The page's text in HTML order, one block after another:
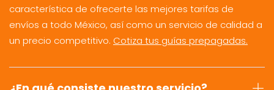
característica de ofrecerte las mejores tarifas de
envíos a todo México, así como un servicio de calidad a
un precio competitivo. Cotiza tus guías prepagadas.